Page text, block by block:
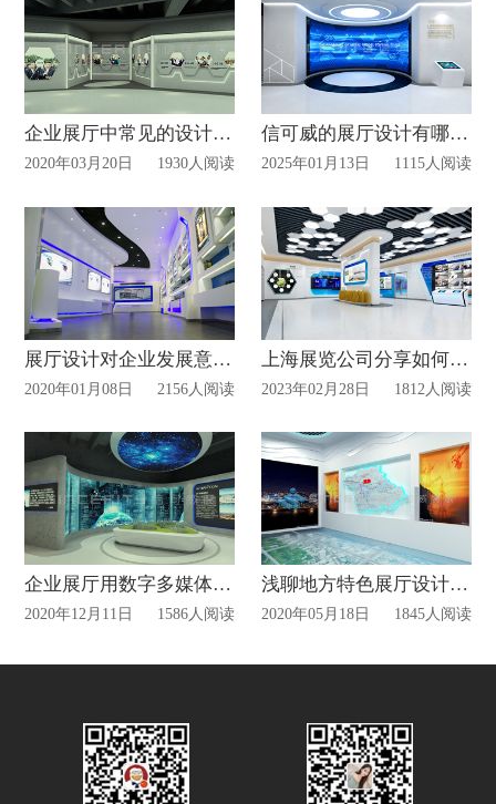
企业展厅中常见的设计方式
2020年03月20日 1930人阅读
信可威的展厅设计有哪些特色？
2025年01月13日 1115人阅读
展厅设计对企业发展意义！
2020年01月08日 2156人阅读
上海展览公司分享如何打造食品展厅设计装修？
2023年02月28日 1812人阅读
企业展厅用数字多媒体技术的好处!
2020年12月11日 1586人阅读
浅聊地方特色展厅设计怎么做!
2020年05月18日 1845人阅读